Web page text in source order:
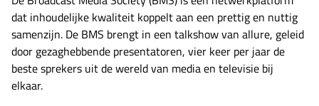
dat inhoudelijke kwaliteit koppelt aan een prettig en nuttig
samenzijn. De BMS brengt in een talkshow van allure, geleid
door gezaghebbende presentatoren, vier keer per jaar de
beste sprekers uit de wereld van media en televisie bij
elkaar.